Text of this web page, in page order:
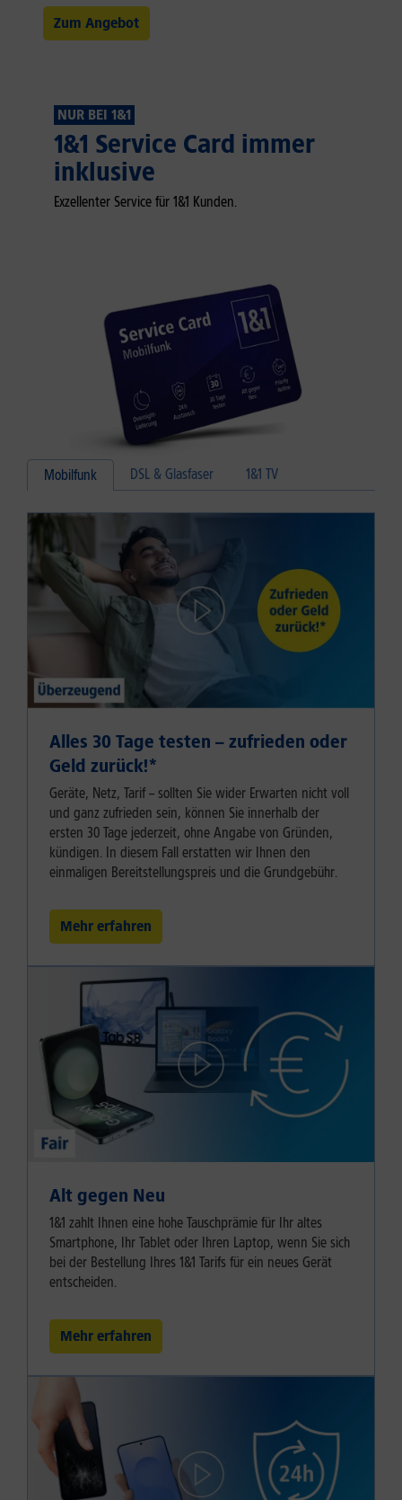
Zum Angebot
NUR BEI 1&1
1&1 Service Card immer
inklusive
Exzellenter Service für 1&1 Kunden.
Mobilfunk DSL & Glasfaser 1&1 TV
Alles 30 Tage testen – zufrieden oder
Geld zurück!⁠*
Geräte, Netz, Tarif – sollten Sie wider Erwarten nicht voll
und ganz zufrieden sein, können Sie innerhalb der
ersten 30 Tage jederzeit, ohne Angabe von Gründen,
kündigen. In diesem Fall erstatten wir Ihnen den
einmaligen Bereitstellungspreis und die Grundgebühr.
Mehr erfahren
Alt gegen Neu
1&1 zahlt Ihnen eine hohe Tauschprämie für Ihr altes
Smartphone, Ihr Tablet oder Ihren Laptop, wenn Sie sich
bei der Bestellung Ihres 1&1 Tarifs für ein neues Gerät
entscheiden.
Mehr erfahren